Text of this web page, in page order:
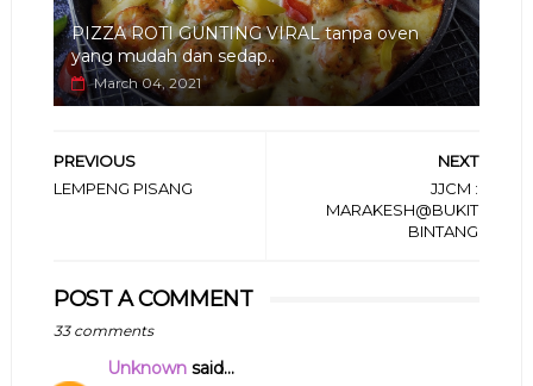
PIZZA ROTI GUNTING VIRAL tanpa oven
yang mudah dan sedap..
March 04, 2021
NEXT
JJCM :
MARAKESH@BUKIT
BINTANG
PREVIOUS
LEMPENG PISANG
POST A COMMENT
33 comments
Unknownsaid...